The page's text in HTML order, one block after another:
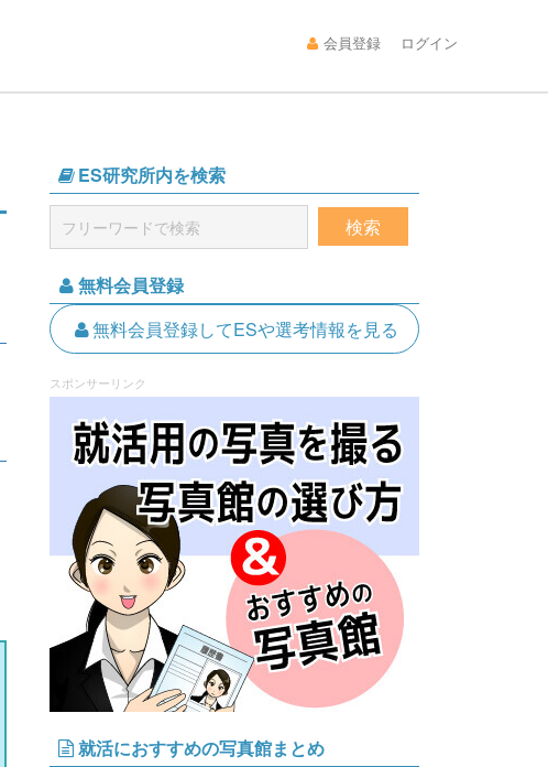
会員登録 ログイン
ES研究所内を検索
無料会員登録
無料会員登録してESや選考情報を見る
スポンサーリンク
就活におすすめの写真館まとめ